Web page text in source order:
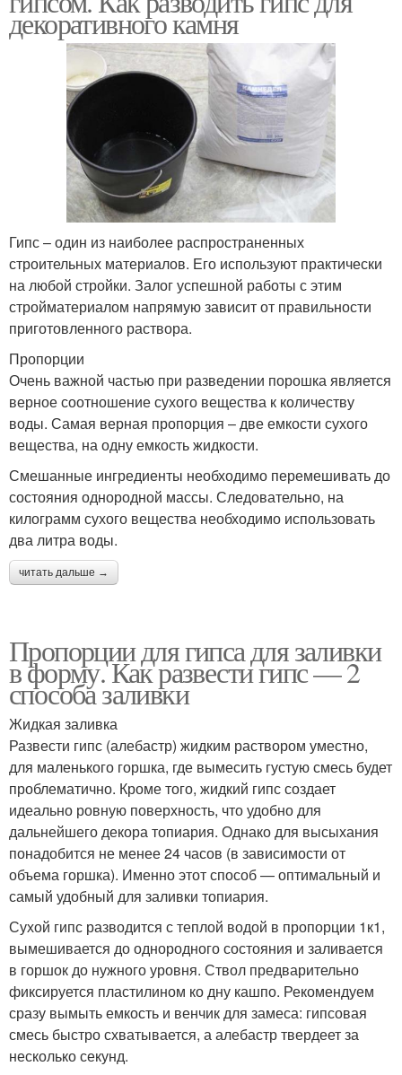
декоративного камня
Гипс – один из наиболее распространенных
строительных материалов. Его используют практически
на любой стройки. Залог успешной работы с этим
стройматериалом напрямую зависит от правильности
приготовленного раствора.
Пропорции
Очень важной частью при разведении порошка является
верное соотношение сухого вещества к количеству
воды. Самая верная пропорция – две емкости сухого
вещества, на одну емкость жидкости.
Смешанные ингредиенты необходимо перемешивать до
состояния однородной массы. Следовательно, на
килограмм сухого вещества необходимо использовать
два литра воды.
читать дальше →
Пропорции для гипса для заливки
в форму. Как развести гипс — 2
способа заливки
Жидкая заливка
Развести гипс (алебастр) жидким раствором уместно,
для маленького горшка, где вымесить густую смесь будет
проблематично. Кроме того, жидкий гипс создает
идеально ровную поверхность, что удобно для
дальнейшего декора топиария. Однако для высыхания
понадобится не менее 24 часов (в зависимости от
объема горшка). Именно этот способ — оптимальный и
самый удобный для заливки топиария.
Сухой гипс разводится с теплой водой в пропорции 1к1,
вымешивается до однородного состояния и заливается
в горшок до нужного уровня. Ствол предварительно
фиксируется пластилином ко дну кашпо. Рекомендуем
сразу вымыть емкость и венчик для замеса: гипсовая
смесь быстро схватывается, а алебастр твердеет за
несколько секунд.